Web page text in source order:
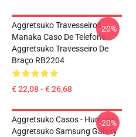
Aggretsuko Travesseiros -
Manaka Caso De Telefone -
Aggretsuko Travesseiro De
Braço RB2204
€ 22,08 - € 26,68
-20%
Aggretsuko Casos - Humano
Aggretsuko Samsung Galaxy
-20%